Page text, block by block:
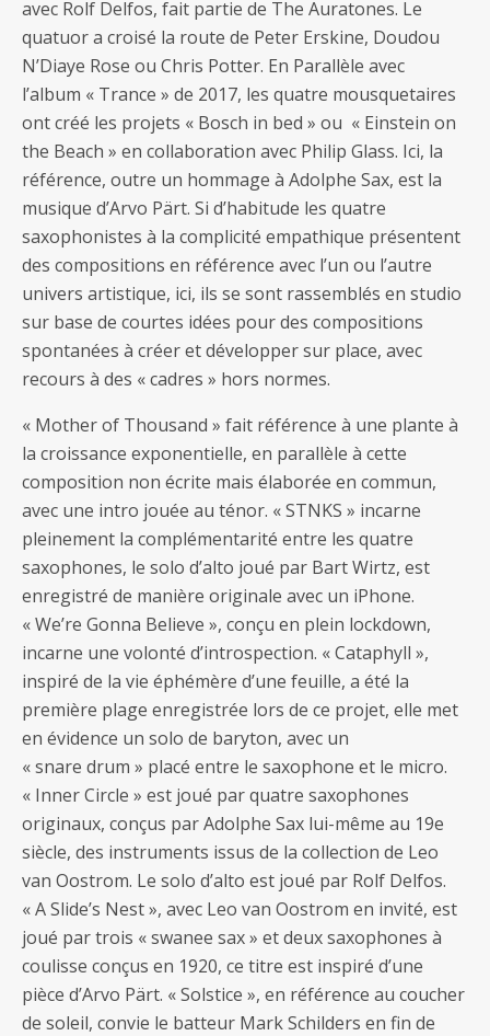
avec Rolf Delfos, fait partie de The Auratones. Le
quatuor a croisé la route de Peter Erskine, Doudou
N’Diaye Rose ou Chris Potter. En Parallèle avec
l’album « Trance » de 2017, les quatre mousquetaires
ont créé les projets « Bosch in bed » ou « Einstein on
the Beach » en collaboration avec Philip Glass. Ici, la
référence, outre un hommage à Adolphe Sax, est la
musique d’Arvo Pärt. Si d’habitude les quatre
saxophonistes à la complicité empathique présentent
des compositions en référence avec l’un ou l’autre
univers artistique, ici, ils se sont rassemblés en studio
sur base de courtes idées pour des compositions
spontanées à créer et développer sur place, avec
recours à des « cadres » hors normes.
« Mother of Thousand » fait référence à une plante à
la croissance exponentielle, en parallèle à cette
composition non écrite mais élaborée en commun,
avec une intro jouée au ténor. « STNKS » incarne
pleinement la complémentarité entre les quatre
saxophones, le solo d’alto joué par Bart Wirtz, est
enregistré de manière originale avec un iPhone.
« We’re Gonna Believe », conçu en plein lockdown,
incarne une volonté d’introspection. « Cataphyll »,
inspiré de la vie éphémère d’une feuille, a été la
première plage enregistrée lors de ce projet, elle met
en évidence un solo de baryton, avec un
« snare drum » placé entre le saxophone et le micro.
« Inner Circle » est joué par quatre saxophones
originaux, conçus par Adolphe Sax lui-même au 19e
siècle, des instruments issus de la collection de Leo
van Oostrom. Le solo d’alto est joué par Rolf Delfos.
« A Slide’s Nest », avec Leo van Oostrom en invité, est
joué par trois « swanee sax » et deux saxophones à
coulisse conçus en 1920, ce titre est inspiré d’une
pièce d’Arvo Pärt. « Solstice », en référence au coucher
de soleil, convie le batteur Mark Schilders en fin de